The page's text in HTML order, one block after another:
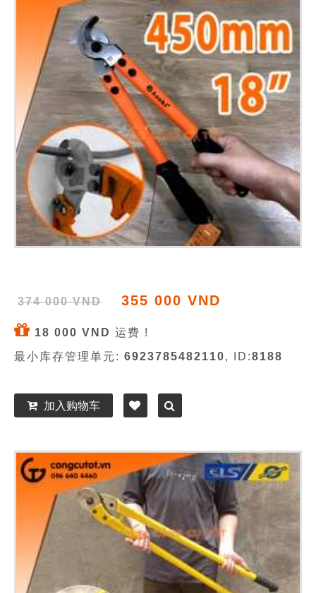
374 000 VND 355 000 VND
18 000 VND 运费 !
最小库存管理单元: 6923785482110, ID:8188
加入购物车